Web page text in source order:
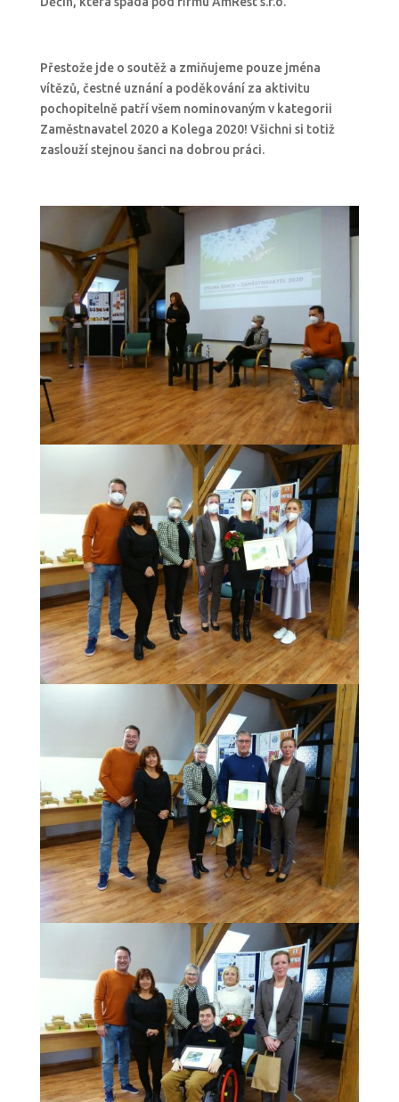
Přestože jde o soutěž a zmiňujeme pouze jména
vítězů, čestné uznání a poděkování za aktivitu
pochopitelně patří všem nominovaným v kategorii
Zaměstnavatel 2020 a Kolega 2020! Všichni si totiž
zaslouží stejnou šanci na dobrou práci.